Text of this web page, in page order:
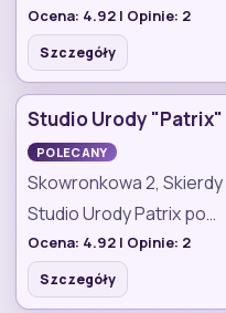
Ocena: 4.92 | Opinie: 2
Szczegóły
Studio Urody "Patrix"
POLECANY
Skowronkowa 2, Skierdy
Studio Urody Patrix po…
Ocena: 4.92 | Opinie: 2
Szczegóły